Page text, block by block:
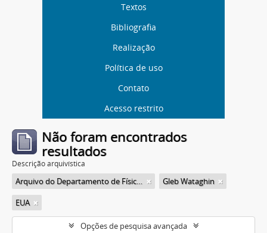
Textos
Bibliografia
Realização
Política de uso
Contato
Acesso restrito
Não foram encontrados
resultados
Descrição arquivística
Arquivo do Departamento de Física da Faculdade de Filosofia (FFLC)
Gleb Wataghin
EUA
Opções de pesquisa avançada